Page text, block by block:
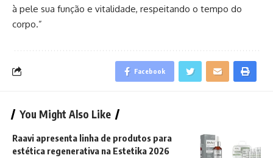
à pele sua função e vitalidade, respeitando o tempo do
corpo.”
Facebook
You Might Also Like
Raavi apresenta linha de produtos para
estética regenerativa na Estetika 2026